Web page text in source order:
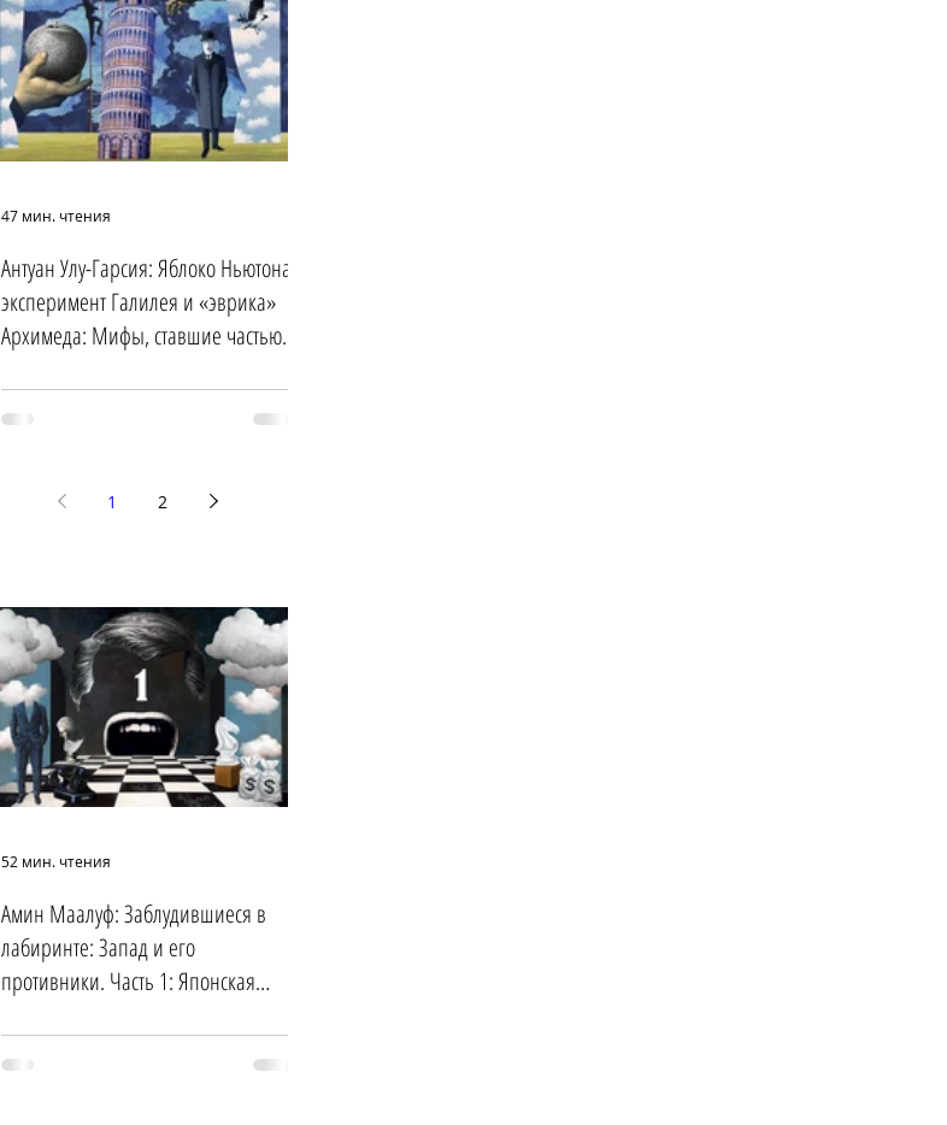
Антуан Улу-Гарсия: Яблоко Ньютона,
эксперимент Галилея и «эврика»
Архимеда: Мифы, ставшие частью
47 мин. чтения
1 2
Амин Маалуф: Заблудившиеся в
лабиринте: Запад и его
противники. Часть 1: Японская
52 мин. чтения